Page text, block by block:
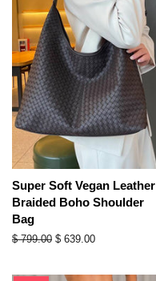
Super Soft Vegan Leather
Braided Boho Shoulder
Bag
Precio
$ 799.00 Precio
$ 639.00